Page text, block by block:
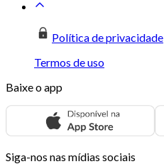
Política de privacidade
Termos de uso
Baixe o app
Siga-nos nas mídias sociais